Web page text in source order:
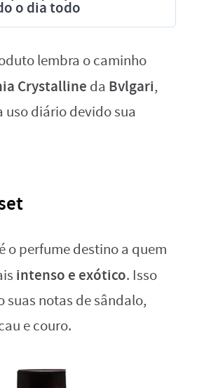
o dia todo
lembra o caminho
Crystalline da Bvlgari,
uso diário devido sua
é o perfume destino a quem
intenso e exótico. Isso
suas notas de sândalo,
e couro.